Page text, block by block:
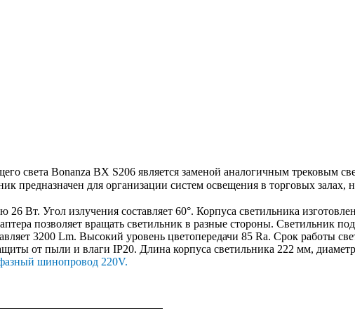
света Bonanza BX S206 является заменой аналогичным трековым
предназначен для организации систем освещения в торговых
26 Вт. Угол излучения составляет 60°. Корпуса светильника
позволяет вращать светильник в разные стороны. Светильник
3200 Lm. Высокий уровень цветопередачи 85 Ra. Срок работы
от пыли и влаги IP20. Длина корпуса светильника 222 мм,
шинопровод 220V.